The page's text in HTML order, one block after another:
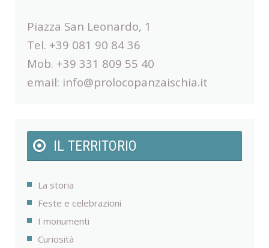
Piazza San Leonardo, 1
Tel. +39 081 90 84 36
Mob. +39 331 809 55 40
email: info@prolocopanzaischia.it
IL TERRITORIO
La storia
Feste e celebrazioni
I monumenti
Curiosità